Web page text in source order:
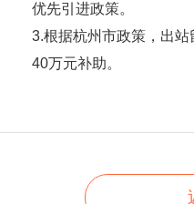
优先引进政策。
3.根据杭州市政策，出
40万元补助。